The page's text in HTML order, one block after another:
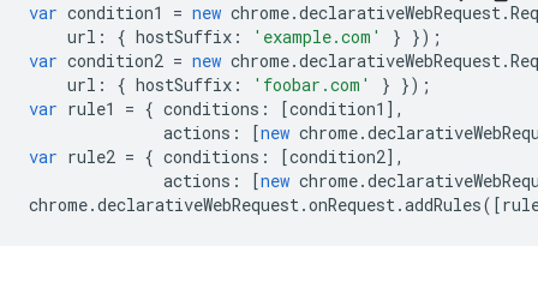
var condition1 = new chrome.declarativeWebRequest.
url : { hostSuffix : 'example.com' } });
var condition2 = new chrome.declarativeWebRequest.
url : { hostSuffix : 'foobar.com' } });
var rule1 = { conditions : [condition1 ],
actions : [new chrome.
var rule2 = { conditions : [condition2],
actions : [new chrome.
chrome.declarativeWebRequest.onRequest.addRules([